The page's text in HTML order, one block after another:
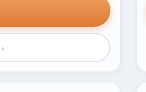
›